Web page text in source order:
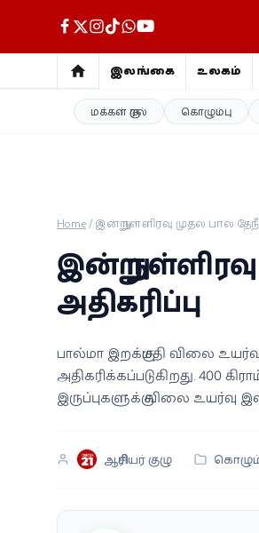
இலங்கை உலகம்
மக்கள் குரல் கொழும்பு
இலங்கை
விளையாட்டு
ஜோதிடம்
வணிகம்
கட்டுரை
Home/இன்று நள்ளிரவு முதல் பால்
இன்று
அதிகரிப்பு
பால்மா இறக்குமதி விலை
அதிகரிக்கப்படுகிறது. 400
இருப்புகளுக்கு விலை
ஆசிரியர் குழு